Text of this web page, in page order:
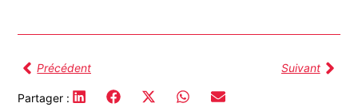
Précédent Suivant
Partager :